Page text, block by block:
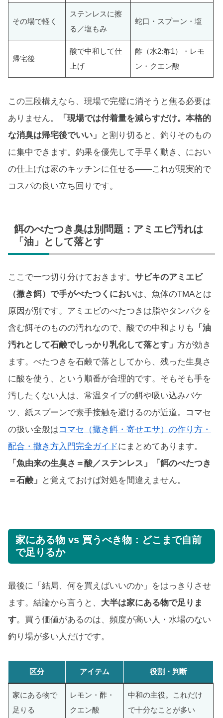
その場で軽く
ステンレスに擦
る／塩もみ
蛇口・スプーン・塩
帰宅後
酸で中和して仕
上げ
酢（水2:酢1）・レモ
ン・クエン酸
この三段構えなら、現場で完璧に消そうと焦る必要は
ありません。
「現場では付着量を減らすだけ。本格的
な消臭は帰宅後でいい」
と割り切ると、釣りそのもの
に集中できます。釣果を優先して手早く動き、におい
の仕上げは家のキッチンに任せる——これが現実的で
コスパの良い立ち回りです。
餌のべたつき臭は別問題：アミエビ汚れは
「油」として落とす
ここで一つ切り分けておきます。 サビキのアミエビ
（撒き餌）で手がべたつくにおいは、魚体のTMAとは
原因が別です。アミエビのべたつきは脂やタンパクを
含む餌そのものの汚れなので、酸での中和よりも
「油
汚れとして石鹸でしっかり乳化して落とす」 方が効き
ます。べたつきを石鹸で落としてから、残った生臭さ
に酸を使う、という順番が合理的です。そもそも手を
汚したくない人は、常温タイプの餌や吸い込みバケ
ツ、紙スプーンで素手接触を避けるのが近道。コマセ
の扱い全般はコマセ（撒き餌・寄せエサ）の作り方・
配合・撒き方入門完全ガイドにまとめてあります。
「魚由来の生臭さ＝酸／ステンレス」「餌のべたつき
＝石鹸」
と覚えておけば対処を間違えません。
家にある物 vs 買うべき物：どこまで自前
で足りるか
最後に「結局、何を買えばいいのか」をはっきりさせ
ます。結論から言うと、 大半は家にある物で足りま
す。買う価値があるのは、頻度が高い人・水場のない
釣り場が多い人だけです。
区分 アイテム 役割・判断
家にある物で
足りる
レモン・酢・
クエン酸
中和の主役。これだけ
で十分なことが多い